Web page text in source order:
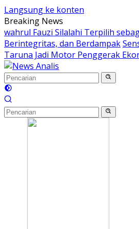
Langsung ke konten
Breaking News
wahrul Fauzi Silalahi Terpilih
Berintegritas, dan Berdampak
Taruna Jadi Motor Penggerak